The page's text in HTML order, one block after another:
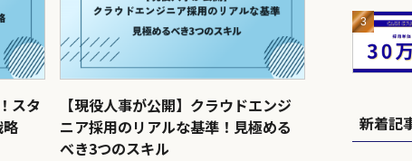
スタ
【現役人事が公開】クラウドエンジ
ニア採用のリアルな基準！見極める
べき3つのスキル
新着記